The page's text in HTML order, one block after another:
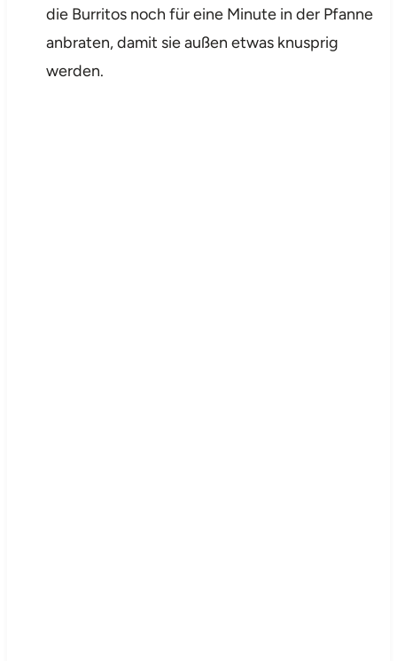
die Burritos noch für eine Minute in der Pfanne
anbraten, damit sie außen etwas knusprig
werden.